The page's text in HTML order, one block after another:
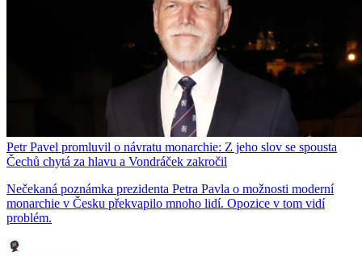
Petr Pavel promluvil o návratu monarchie: Z jeho slov se spousta
Čechů chytá za hlavu a Vondráček zakročil
Nečekaná poznámka prezidenta Petra Pavla o možnosti moderní
monarchie v Česku překvapilo mnoho lidí. Opozice v tom vidí
problém.